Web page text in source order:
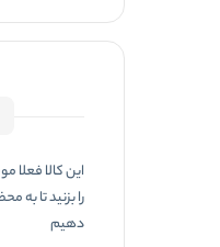
این کالا فعلا
را بزنید تا
دهیم